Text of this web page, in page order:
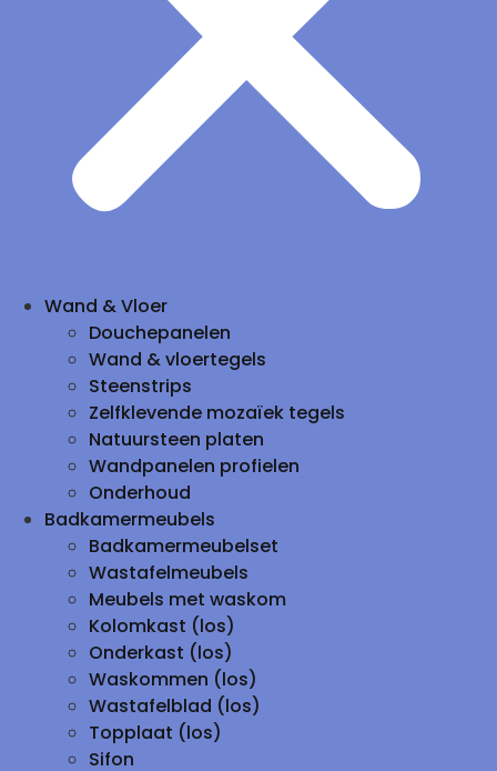
Wand & Vloer
Douchepanelen
Wand & vloertegels
Steenstrips
Zelfklevende mozaïek tegels
Natuursteen platen
Wandpanelen profielen
Onderhoud
Badkamermeubels
Badkamermeubelset
Wastafelmeubels
Meubels met waskom
Kolomkast (los)
Onderkast (los)
Waskommen (los)
Wastafelblad (los)
Topplaat (los)
Sifon